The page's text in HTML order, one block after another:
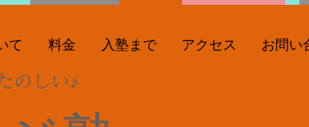
て 料金 入塾まで アクセス お問い
のしい♪